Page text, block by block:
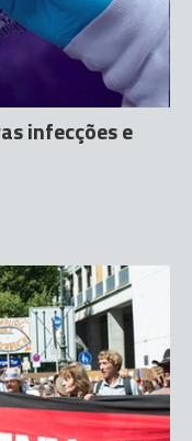
infecções e